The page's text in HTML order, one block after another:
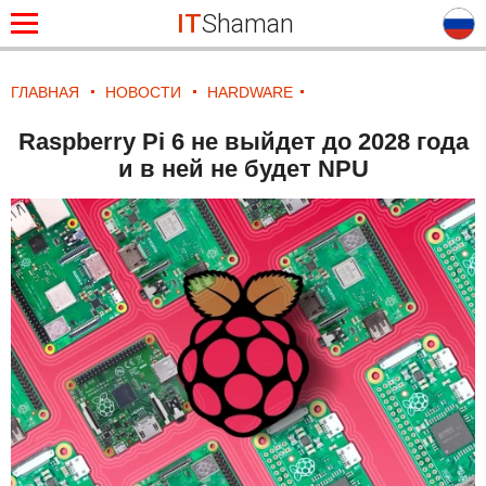
ITShaman
ГЛАВНАЯ НОВОСТИ HARDWARE
Raspberry Pi 6 не выйдет до 2028 года
и в ней не будет NPU